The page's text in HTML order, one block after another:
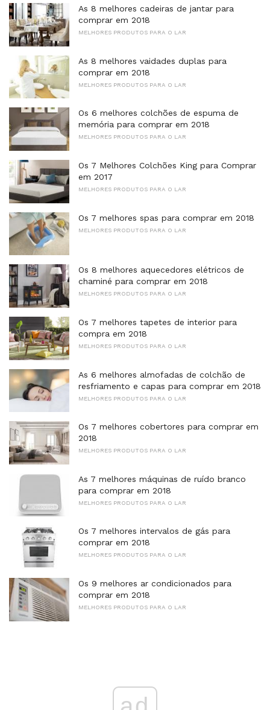
As 8 melhores cadeiras de jantar para
comprar em 2018
MELHORES PRODUTOS PARA O LAR
As 8 melhores vaidades duplas para
comprar em 2018
MELHORES PRODUTOS PARA O LAR
Os 6 melhores colchões de espuma de
memória para comprar em 2018
MELHORES PRODUTOS PARA O LAR
Os 7 Melhores Colchões King para Comprar
em 2017
MELHORES PRODUTOS PARA O LAR
Os 7 melhores spas para comprar em 2018
MELHORES PRODUTOS PARA O LAR
Os 8 melhores aquecedores elétricos de
chaminé para comprar em 2018
MELHORES PRODUTOS PARA O LAR
Os 7 melhores tapetes de interior para
compra em 2018
MELHORES PRODUTOS PARA O LAR
As 6 melhores almofadas de colchão de
resfriamento e capas para comprar em 2018
MELHORES PRODUTOS PARA O LAR
Os 7 melhores cobertores para comprar em
2018
MELHORES PRODUTOS PARA O LAR
As 7 melhores máquinas de ruído branco
para comprar em 2018
MELHORES PRODUTOS PARA O LAR
Os 7 melhores intervalos de gás para
comprar em 2018
MELHORES PRODUTOS PARA O LAR
Os 9 melhores ar condicionados para
comprar em 2018
MELHORES PRODUTOS PARA O LAR